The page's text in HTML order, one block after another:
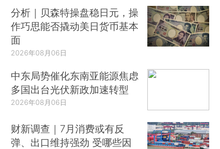
分析｜贝森特操盘稳日元，操
作巧思能否撬动美日货币基本
面
2026年08月06日
中东局势催化东南亚能源焦虑
多国出台光伏新政加速转型
2026年08月06日
财新调查｜7月消费或有反
弹、出口维持强劲 受哪些因